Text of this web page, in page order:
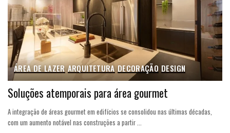
ÁREA DE LAZER ARQUITETURA DECORAÇÃO DESIGN
Soluções atemporais para área gourmet
A integração de áreas gourmet em edifícios se consolidou nas últimas décadas,
com um aumento notável nas construções a partir...